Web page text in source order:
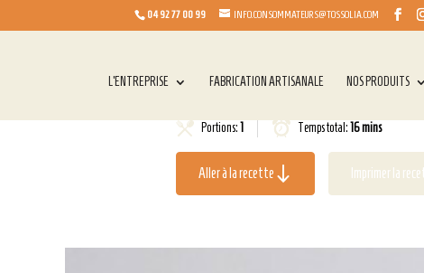
04 92 77 00 99 INFO.CONSOMMATEURS@TOSSOLIA.COM
L’ENTREPRISE FABRICATION ARTISANALE NOS PRODUITS
Portions: Temps total: 16 mins
Aller à la recette Imprimer la